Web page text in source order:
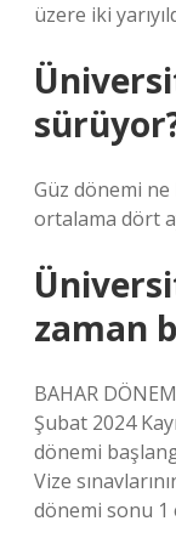
üzere iki
Güz dönemi
ortalama dört
zaman
BAHAR
Şubat 2024
dönemi
Vize
dönemi sonu 1